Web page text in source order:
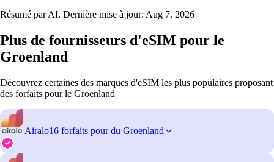
Résumé par AI. Dernière mise à jour: Aug 7, 2026
Plus de fournisseurs d'eSIM pour le
Groenland
Découvrez certaines des marques d'eSIM les plus populaires proposant
des forfaits pour le Groenland
Airalo16 forfaits pour du Groenland